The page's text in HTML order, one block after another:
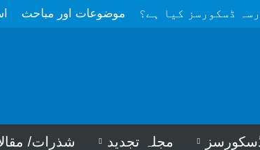
ڈسکورسز کیا ہے؟ موضوعات اور مباحث
مجلہ تجدید شذرات/